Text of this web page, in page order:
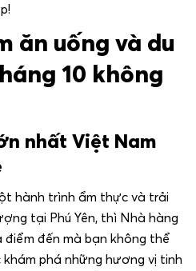
Nẫu
ăn uống và du
10 không
nhất Việt Nam
hành trình ẩm thực và trải
tại Phú Yên, thì Nhà hàng
điểm đến mà bạn không thể
phá những hương vị tinh